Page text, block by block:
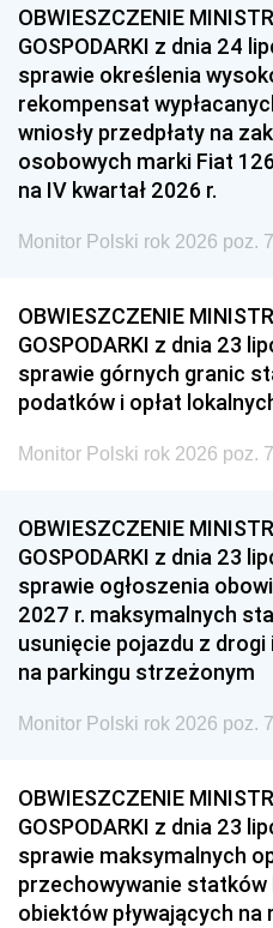
OBWIESZCZENIE
GOSPODARKI z dnia 24
sprawie określenia
rekompensat
wniosły przedpłaty na
osobowych marki Fiat
na IV kwartał 2026 r.
Monitor Polski rok 2026 poz.
OBWIESZCZENIE
GOSPODARKI z dnia 23
sprawie górnych granic
podatków i opłat
Monitor Polski rok 2026 poz.
OBWIESZCZENIE
GOSPODARKI z dnia 23
sprawie ogłoszenia
2027 r. maksymalnych
usunięcie pojazdu z
na parkingu strzeżonym
Monitor Polski rok 2026 poz.
OBWIESZCZENIE
GOSPODARKI z dnia 23
sprawie maksymalnych
przechowywanie statków
obiektów pływających na